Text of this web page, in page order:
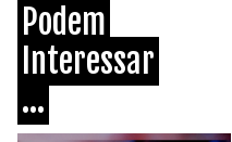
Podem
Interessar
...